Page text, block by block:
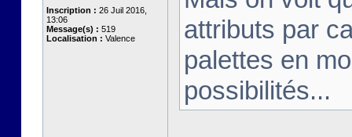
Inscription : 26 Juil 2016,
13:06
Message(s) : 519
Localisation : Valence
attributs par
palettes en
possibilités...